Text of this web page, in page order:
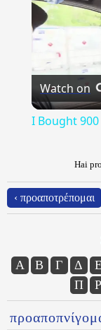
Watch on
I Bought
Hai
‹ προαποτρέπομαι
Α Β Γ Δ Ε
Π
Ρ